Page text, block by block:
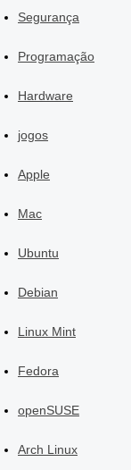
Segurança
Programação
Hardware
jogos
Apple
Mac
Ubuntu
Debian
Linux Mint
Fedora
openSUSE
Arch Linux